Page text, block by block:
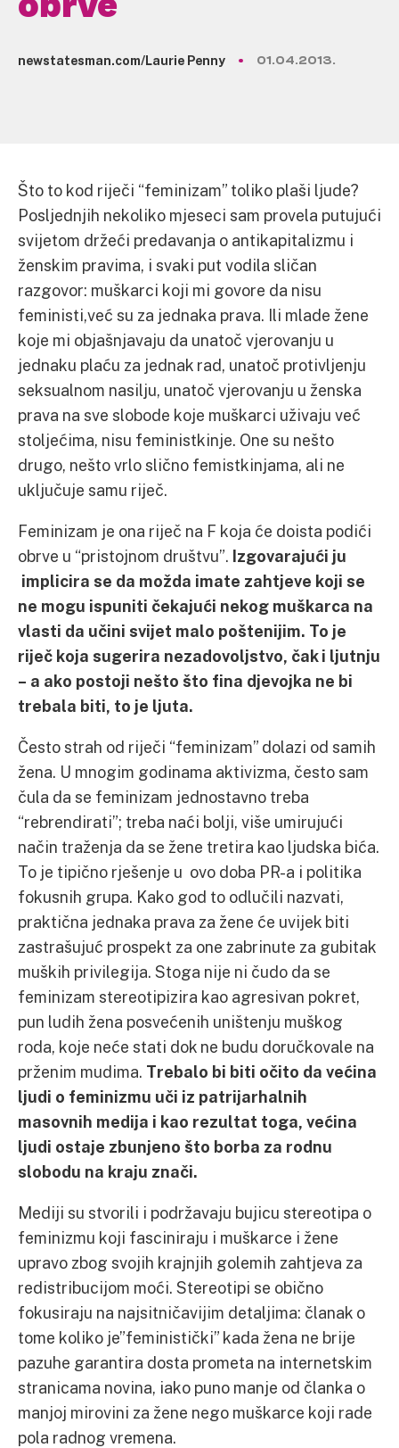
newstatesman.com/Laurie Penny 01.04.2013.
Što to kod riječi “feminizam” toliko plaši ljude?
Posljednjih nekoliko mjeseci sam provela putujući
svijetom držeći predavanja o antikapitalizmu i
ženskim pravima, i svaki put vodila sličan
razgovor: muškarci koji mi govore da nisu
feministi,već su za jednaka prava. Ili mlade žene
koje mi objašnjavaju da unatoč vjerovanju u
jednaku plaću za jednak rad, unatoč protivljenju
seksualnom nasilju, unatoč vjerovanju u ženska
prava na sve slobode koje muškarci uživaju već
stoljećima, nisu feministkinje. One su nešto
drugo, nešto vrlo slično femistkinjama, ali ne
uključuje samu riječ.
Feminizam je ona riječ na F koja će doista podići
obrve u “pristojnom društvu”. Izgovarajući ju
implicira se da možda imate zahtjeve koji se
ne mogu ispuniti čekajući nekog muškarca na
vlasti da učini svijet malo poštenijim. To je
riječ koja sugerira nezadovoljstvo, čak i ljutnju
– a ako postoji nešto što fina djevojka ne bi
trebala biti, to je ljuta.
Često strah od riječi “feminizam” dolazi od samih
žena. U mnogim godinama aktivizma, često sam
čula da se feminizam jednostavno treba
“rebrendirati”; treba naći bolji, više umirujući
način traženja da se žene tretira kao ljudska bića.
To je tipično rješenje u ovo doba PR-a i politika
fokusnih grupa. Kako god to odlučili nazvati,
praktična jednaka prava za žene će uvijek biti
zastrašujuć prospekt za one zabrinute za gubitak
muških privilegija. Stoga nije ni čudo da se
feminizam stereotipizira kao agresivan pokret,
pun ludih žena posvećenih uništenju muškog
roda, koje neće stati dok ne budu doručkovale na
prženim mudima. Trebalo bi biti očito da većina
ljudi o feminizmu uči iz patrijarhalnih
masovnih medija i kao rezultat toga, većina
ljudi ostaje zbunjeno što borba za rodnu
slobodu na kraju znači.
Mediji su stvorili i podržavaju bujicu stereotipa o
feminizmu koji fasciniraju i muškarce i žene
upravo zbog svojih krajnjih golemih zahtjeva za
redistribucijom moći. Stereotipi se obično
fokusiraju na najsitničavijim detaljima: članak o
tome koliko je”feministički” kada žena ne brije
pazuhe garantira dosta prometa na internetskim
stranicama novina, iako puno manje od članka o
manjoj mirovini za žene nego muškarce koji rade
pola radnog vremena.